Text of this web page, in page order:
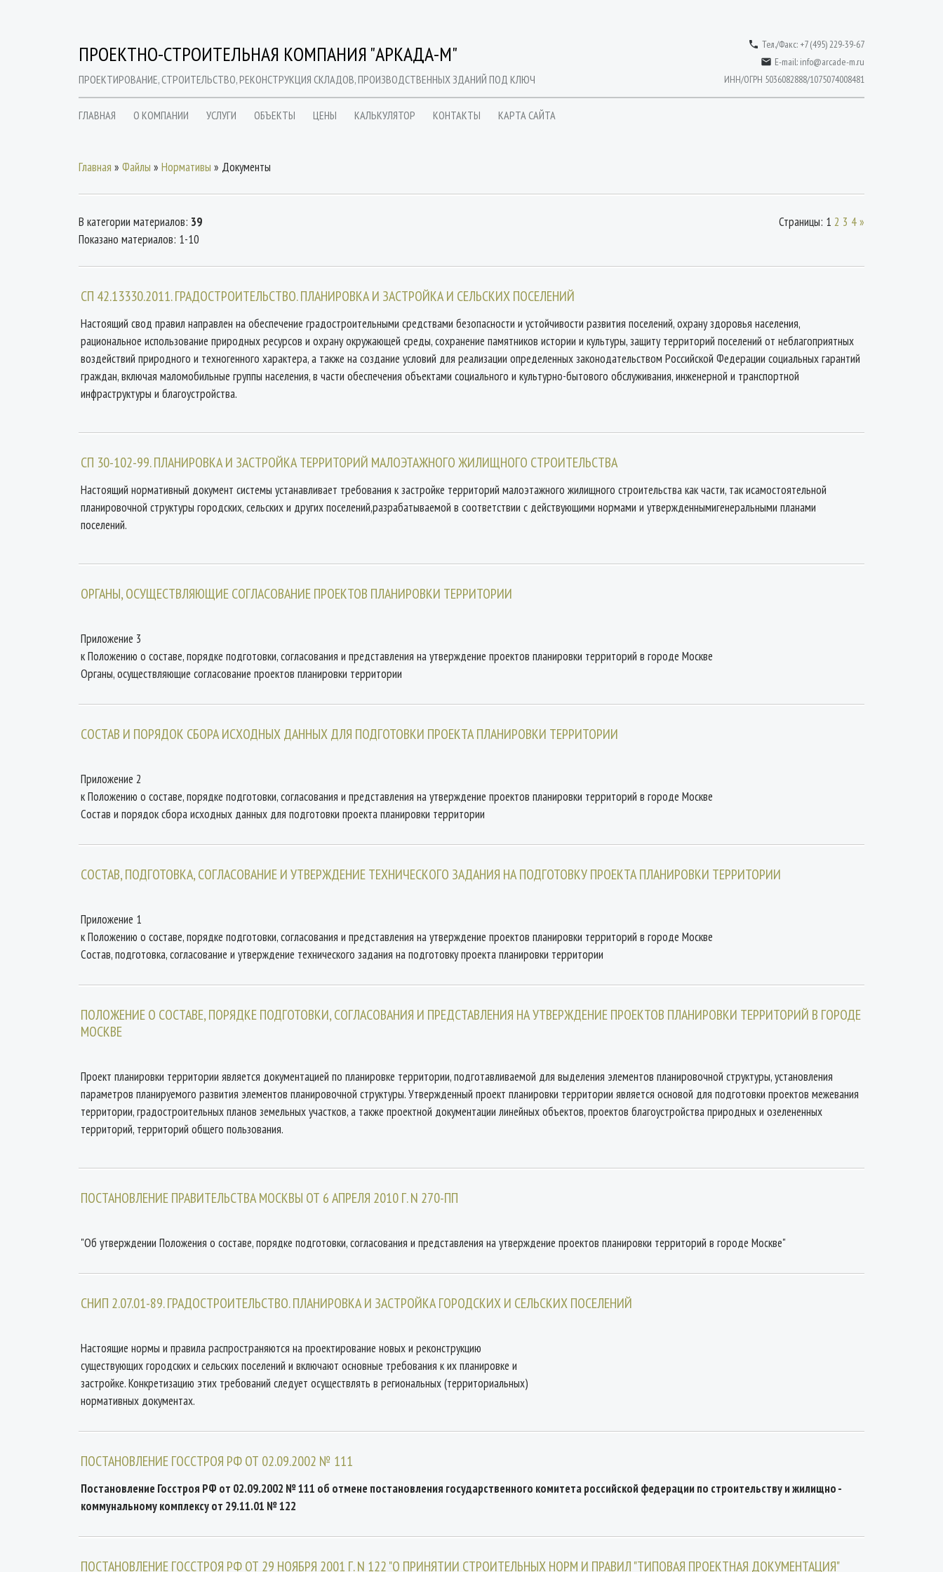
ПРОЕКТНО-СТРОИТЕЛЬНАЯ КОМПАНИЯ "АРКАДА-М"
ПРОЕКТИРОВАНИЕ, СТРОИТЕЛЬСТВО, РЕКОНСТРУКЦИЯ СКЛАДОВ, ПРОИЗВОДСТВЕННЫХ ЗДАНИЙ ПОД КЛЮЧ
 Тел./Факс: +7 (495) 229-39-67
 E-mail: info@arcade-m.ru
ИНН/ОГРН 5036082888/1075074008481
ГЛАВНАЯ О КОМПАНИИ УСЛУГИ ОБЪЕКТЫ ЦЕНЫ КАЛЬКУЛЯТОР КОНТАКТЫ КАРТА САЙТА
Главная » Файлы » Нормативы » Документы
В категории материалов: 39
Показано материалов: 1-10
Страницы: 1 2 3 4»
СП 42.13330.2011. ГРАДОСТРОИТЕЛЬСТВО. ПЛАНИРОВКА И ЗАСТРОЙКА И СЕЛЬСКИХ ПОСЕЛЕНИЙ
Настоящий свод правил направлен на обеспечение градостроительными средствами безопасности и устойчивости развития поселений, охрану здоровья населения,
рациональное использование природных ресурсов и охрану окружающей среды, сохранение памятников истории и культуры, защиту территорий поселений от неблагоприятных
воздействий природного и техногенного характера, а также на создание условий для реализации определенных законодательством Российской Федерации социальных гарантий
граждан, включая маломобильные группы населения, в части обеспечения объектами социального и культурно-бытового обслуживания, инженерной и транспортной
инфраструктуры и благоустройства.
СП 30-102-99. ПЛАНИРОВКА И ЗАСТРОЙКА ТЕРРИТОРИЙ МАЛОЭТАЖНОГО ЖИЛИЩНОГО СТРОИТЕЛЬСТВА
Настоящий нормативный документ системы устанавливает требования к застройке территорий малоэтажного жилищного строительства как части, так исамостоятельной
планировочной структуры городских, сельских и других поселений,разрабатываемой в соответствии с действующими нормами и утвержденнымигенеральными планами
поселений.
ОРГАНЫ, ОСУЩЕСТВЛЯЮЩИЕ СОГЛАСОВАНИЕ ПРОЕКТОВ ПЛАНИРОВКИ ТЕРРИТОРИИ
Приложение 3
к Положению о составе, порядке подготовки, согласования и представления на утверждение проектов планировки территорий в городе Москве
Органы, осуществляющие согласование проектов планировки территории
СОСТАВ И ПОРЯДОК СБОРА ИСХОДНЫХ ДАННЫХ ДЛЯ ПОДГОТОВКИ ПРОЕКТА ПЛАНИРОВКИ ТЕРРИТОРИИ
Приложение 2
к Положению о составе, порядке подготовки, согласования и представления на утверждение проектов планировки территорий в городе Москве
Состав и порядок сбора исходных данных для подготовки проекта планировки территории
СОСТАВ, ПОДГОТОВКА, СОГЛАСОВАНИЕ И УТВЕРЖДЕНИЕ ТЕХНИЧЕСКОГО ЗАДАНИЯ НА ПОДГОТОВКУ ПРОЕКТА ПЛАНИРОВКИ ТЕРРИТОРИИ
Приложение 1
к Положению о составе, порядке подготовки, согласования и представления на утверждение проектов планировки территорий в городе Москве
Состав, подготовка, согласование и утверждение технического задания на подготовку проекта планировки территории
ПОЛОЖЕНИЕ О СОСТАВЕ, ПОРЯДКЕ ПОДГОТОВКИ, СОГЛАСОВАНИЯ И ПРЕДСТАВЛЕНИЯ НА УТВЕРЖДЕНИЕ ПРОЕКТОВ ПЛАНИРОВКИ ТЕРРИТОРИЙ В ГОРОДЕ
МОСКВЕ
Проект планировки территории является документацией по планировке территории, подготавливаемой для выделения элементов планировочной структуры, установления
параметров планируемого развития элементов планировочной структуры. Утвержденный проект планировки территории является основой для подготовки проектов межевания
территории, градостроительных планов земельных участков, а также проектной документации линейных объектов, проектов благоустройства природных и озелененных
территорий, территорий общего пользования.
ПОСТАНОВЛЕНИЕ ПРАВИТЕЛЬСТВА МОСКВЫ ОТ 6 АПРЕЛЯ 2010 Г. N 270-ПП
"Об утверждении Положения о составе, порядке подготовки, согласования и представления на утверждение проектов планировки территорий в городе Москве"
СНИП 2.07.01-89. ГРАДОСТРОИТЕЛЬСТВО. ПЛАНИРОВКА И ЗАСТРОЙКА ГОРОДСКИХ И СЕЛЬСКИХ ПОСЕЛЕНИЙ
Настоящие нормы и правила распространяются на проектирование новых и реконструкцию
существующих городских и сельских поселений и включают основные требования к их планировке и
застройке. Конкретизацию этих требований следует осуществлять в региональных (территориальных)
нормативных документах.
ПОСТАНОВЛЕНИЕ ГОССТРОЯ РФ ОТ 02.09.2002 № 111
Постановление Госстроя РФ от 02.09.2002 № 111 об отмене постановления государственного комитета российской федерации по строительству и жилищно -
коммунальному комплексу от 29.11.01 № 122
ПОСТАНОВЛЕНИЕ ГОССТРОЯ РФ ОТ 29 НОЯБРЯ 2001 Г. N 122 "О ПРИНЯТИИ СТРОИТЕЛЬНЫХ НОРМ И ПРАВИЛ "ТИПОВАЯ ПРОЕКТНАЯ ДОКУМЕНТАЦИЯ"